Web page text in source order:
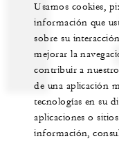
Usamos cookies,
información que
sobre su
mejorar la
contribuir a
de una aplicación
tecnologías en su
aplicaciones o
información,